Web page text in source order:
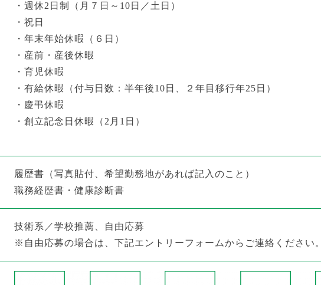
・週休2日制（月７日～10日／土日）
・祝日
・年末年始休暇（６日）
・産前・産後休暇
・育児休暇
・ 有給休暇（付与日数：半年後10日、２年目移行年25日）
・慶弔休暇
・創立記念日休暇（2月1日）
履歴書（写真貼付、希望勤務地があれば記入のこと）
職務経歴書・健康診断書
技術系／学校推薦、自由応募
※自由応募の場合は、下記エントリーフォームからご連絡ください。